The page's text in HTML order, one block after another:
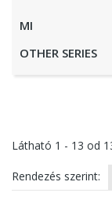
MI
OTHER SERIES
Látható 1 - 13 od
Rendezés szerint: